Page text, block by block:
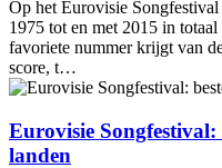
Op het Eurovisie Songfestival
1975 tot en met 2015 in
favoriete nummer krijgt van
score, t…
Eurovisie Songfestival:
landen